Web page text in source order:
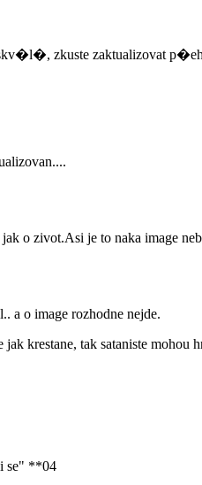
skv�l�, zkuste zaktualizovat
jak o zivot.Asi je to naka image
a o image rozhodne nejde.
krestane, tak sataniste mohou
se" **04